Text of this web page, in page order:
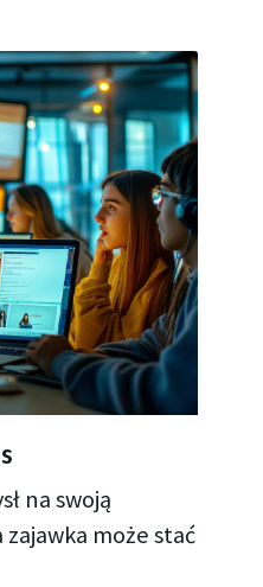
na swoją
zajawka może stać